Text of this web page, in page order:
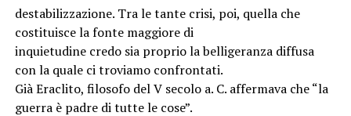
destabilizzazione. Tra le tante crisi, poi, quella che
costituisce la fonte maggiore di
inquietudine credo sia proprio la belligeranza diffusa
con la quale ci troviamo confrontati.
Già Eraclito, filosofo del V secolo a. C. affermava che “la
guerra è padre di tutte le cose”.